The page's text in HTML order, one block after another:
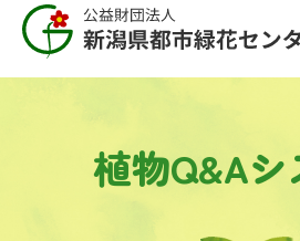
植物Q&A